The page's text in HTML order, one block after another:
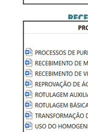
- MANUAL DE